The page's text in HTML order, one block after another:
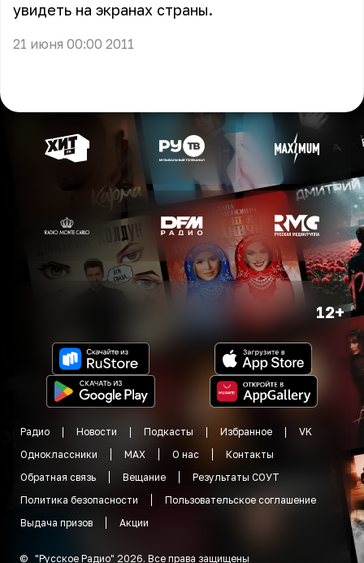
увидеть на экранах страны.
21 июня 00:00 2011
12+
Радио Новости Подкасты Избранное
VK
Одноклассники
MAX О нас
Контакты
Обратная связь
Вещание
Результаты СОУТ
Политика безопасности
Пользовательское соглашение
Выдача призов
Акции
© "Русское Радио" 2026. Все права защищены